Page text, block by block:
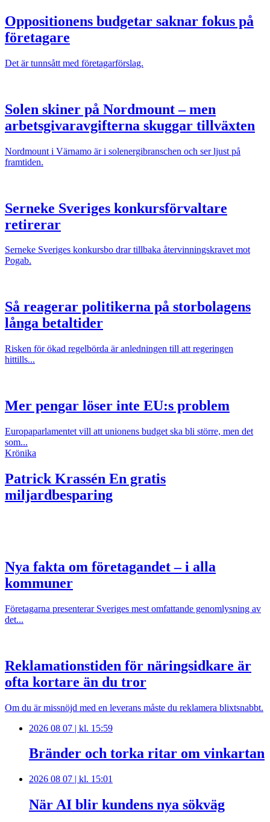
Oppositionens budgetar saknar fokus på
företagare
Det är tunnsått med företagarförslag.
Solen skiner på Nordmount – men
arbetsgivaravgifterna skuggar tillväxten
Nordmount i Värnamo är i solenergibranschen och ser ljust på
framtiden.
Serneke Sveriges konkursförvaltare
retirerar
Serneke Sveriges konkursbo drar tillbaka återvinningskravet mot
Pogab.
Så reagerar politikerna på storbolagens
långa betaltider
Risken för ökad regelbörda är anledningen till att regeringen
hittills...
Mer pengar löser inte EU:s problem
Europaparlamentet vill att unionens budget ska bli större, men det
som...
Krönika
Patrick Krassén En gratis
miljardbesparing
Nya fakta om företagandet – i alla
kommuner
Företagarna presenterar Sveriges mest omfattande genomlysning av
det...
Reklamationstiden för näringsidkare är
ofta kortare än du tror
Om du är missnöjd med en leverans måste du reklamera blixtsnabbt.
2026 08 07 | kl. 15:59
Bränder och torka ritar om vinkartan
2026 08 07 | kl. 15:01
När AI blir kundens nya sökväg